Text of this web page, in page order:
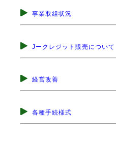
事業取組状況
Jークレジット販売について
経営改善
各種手続様式